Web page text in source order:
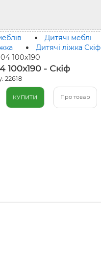
Дитячі меблі
Дитячі ліжка Скіф
100x190
100x190 - Скіф
22618
Про товар